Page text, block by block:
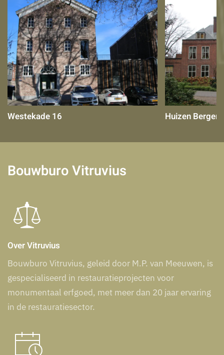
Westekade 16 Huizen Bergen
Bouwburo Vitruvius
Over Vitruvius
Bouwburo Vitruvius, geleid door M.P. van Meeuwen, is
gespecialiseerd in restauratieprojecten voor
monumentaal erfgoed, met meer dan 20 jaar ervaring
in de restauratiesector.